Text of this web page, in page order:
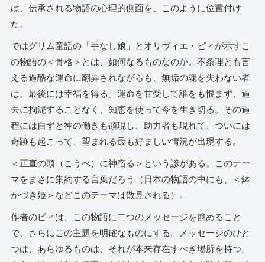
は、伝承される物語の心理的側面を、このように位置付け
た。
ではグリム童話の「手なし娘」とオリヴィエ・ピィが示すこ
の物語の＜骨格＞とは、如何なるものなのか。不条理とも言
える過酷な運命に翻弄されながらも、無垢の魂を失わない者
は、最後には幸福を得る。運命を甘受して誰をも恨まず、過
去に拘泥することなく、知恵を使って今を生き切る。その過
程には自ずと神の働きも顕現し、助力者も現れて、ついには
奇跡も起こって、望まれる最も好ましい情況が出現する。
＜正直の頭（こうべ）に神宿る＞という諺がある。このテー
マをまさに集約する言葉だろう（日本の物語の中にも、＜鉢
かづき姫＞などこのテーマは散見される）。
作者のピィは、この物語に二つのメッセージを籠めること
で、さらにこの主題を明確なものにする。メッセージのひと
つは、あらゆるものは、それが本来存在すべき場所を持つ。